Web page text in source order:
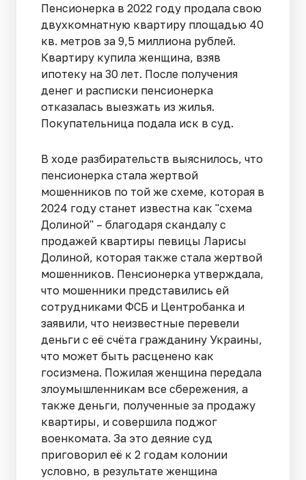
Пенсионерка в 2022 году продала свою
двухкомнатную квартиру площадью 40
кв. метров за 9,5 миллиона рублей.
Квартиру купила женщина, взяв
ипотеку на 30 лет. После получения
денег и расписки пенсионерка
отказалась выезжать из жилья.
Покупательница подала иск в суд.
В ходе разбирательств выяснилось, что
пенсионерка стала жертвой
мошенников по той же схеме, которая в
2024 году станет известна как "схема
Долиной" – благодаря скандалу с
продажей квартиры певицы Ларисы
Долиной, которая также стала жертвой
мошенников. Пенсионерка утверждала,
что мошенники представились ей
сотрудниками ФСБ и Центробанка и
заявили, что неизвестные перевели
деньги с её счёта гражданину Украины,
что может быть расценено как
госизмена. Пожилая женщина передала
злоумышленникам все сбережения, а
также деньги, полученные за продажу
квартиры, и совершила поджог
военкомата. За это деяние суд
приговорил её к 2 годам колонии
условно, в результате женщина